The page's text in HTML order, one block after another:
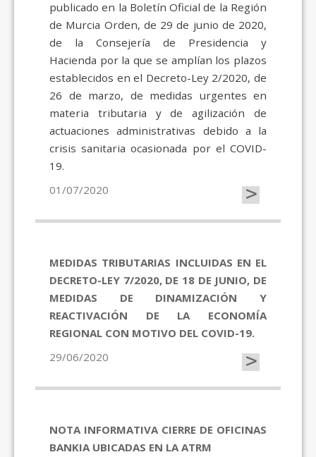
publicado en la Boletín Oficial de la Región
de Murcia Orden, de 29 de junio de 2020,
de la Consejería de Presidencia y
Hacienda por la que se amplían los plazos
establecidos en el Decreto-Ley 2/2020, de
26 de marzo, de medidas urgentes en
materia tributaria y de agilización de
actuaciones administrativas debido a la
crisis sanitaria ocasionada por el COVID-
19.
01/07/2020
>
MEDIDAS TRIBUTARIAS INCLUIDAS EN EL
DECRETO-LEY 7/2020, DE 18 DE JUNIO, DE
MEDIDAS DE DINAMIZACIÓN Y
REACTIVACIÓN DE LA ECONOMÍA
REGIONAL CON MOTIVO DEL COVID-19.
29/06/2020
>
NOTA INFORMATIVA CIERRE DE OFICINAS
BANKIA UBICADAS EN LA ATRM